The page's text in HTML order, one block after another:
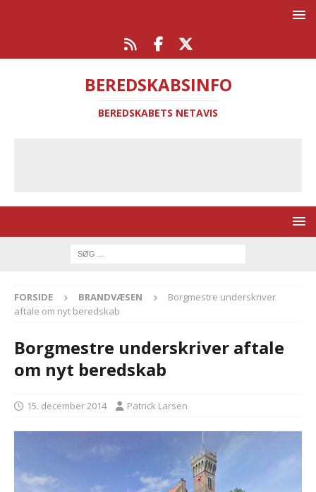
BEREDSKABSINFO
BEREDSKABETS NETAVIS
FORSIDE BRANDVÆSEN
Borgmestre underskriver
aftale om nyt beredskab
Borgmestre underskriver aftale
om nyt beredskab
15. december 2014 Patrick Larsen